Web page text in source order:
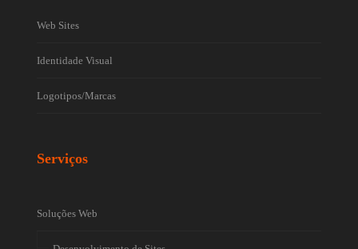
Web Sites
Identidade Visual
Logotipos/Marcas
Serviços
Soluções Web